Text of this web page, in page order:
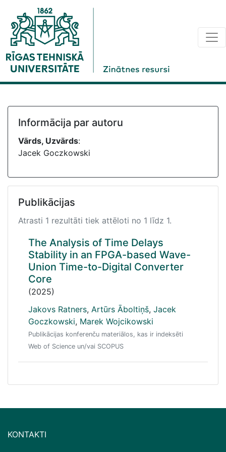
Informācija par autoru
Vārds, Uzvārds:
Jacek Goczkowski
Publikācijas
Atrasti 1 rezultāti tiek attēloti no 1 līdz 1.
The Analysis of Time Delays
Stability in an FPGA-based Wave-
Union Time-to-Digital Converter
Core
(2025)
Jakovs Ratners, Artūrs Āboltiņš, Jacek
Goczkowski, Marek Wojcikowski
Publikācijas konferenču materiālos, kas ir indeksēti
Web of Science un/vai SCOPUS
KONTAKTI